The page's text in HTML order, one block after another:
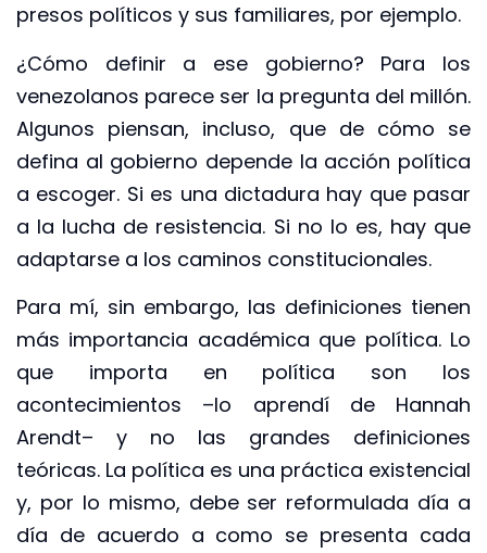
presos políticos y sus familiares, por ejemplo.
¿Cómo definir a ese gobierno? Para los
venezolanos parece ser la pregunta del millón.
Algunos piensan, incluso, que de cómo se
defina al gobierno depende la acción política
a escoger. Si es una dictadura hay que pasar
a la lucha de resistencia. Si no lo es, hay que
adaptarse a los caminos constitucionales.
Para mí, sin embargo, las definiciones tienen
más importancia académica que política. Lo
que importa en política son los
acontecimientos –lo aprendí de Hannah
Arendt– y no las grandes definiciones
teóricas. La política es una práctica existencial
y, por lo mismo, debe ser reformulada día a
día de acuerdo a como se presenta cada